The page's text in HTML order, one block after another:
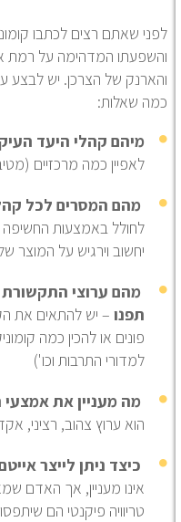
שאתם רצים לכתבו
המדהימה על רמת
של הצרכן. יש לבצע
שאלות:
מיהם קהלי היעד
לאפיין כמה מרכזיים (מטיבי
מהם המסרים לכל קהל
לחולל באמצעות החשיפה
יחשוב וירגיש על המוצר שלכם.
מהם ערוצי התקשורת
תפנו– יש להתאים את
פונים או להכין כמה
למדורי התרבות וכו')
מה מעניין את אמצעי
הוא ערוץ צהוב, רציני, אקדמי
כיצד ניתן לייצר אייטם
אינו מעניין, אך האדם
טריוויה פיקנטי הם שיתפסו